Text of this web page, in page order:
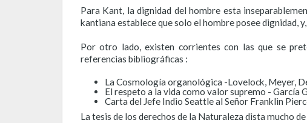
Para Kant, la dignidad del hombre esta
kantiana establece que solo el hombre posee dignidad,
Por otro lado, existen corrientes con las que se
referencias bibliográficas :
La Cosmología organológica -Lovelock, Meyer,
El respeto a la vida como valor supremo - García
Carta del Jefe Indio Seattle al Señor Franklin
La tesis de los derechos de la Naturaleza dista mucho